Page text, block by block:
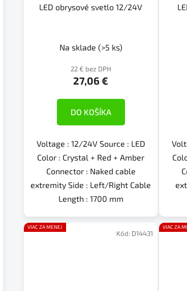
LED obrysové svetlo 12/24V
Na sklade (>5 ks)
22 € bez DPH
27,06 €
DO KOŠÍKA
Voltage : 12/24V Source : LED
Color : Crystal + Red + Amber
Connector : Naked cable
extremity Side : Left/Right Cable
Length : 1700 mm
VIAC ZA MENEJ
Kód: D14431
VIAC ZA